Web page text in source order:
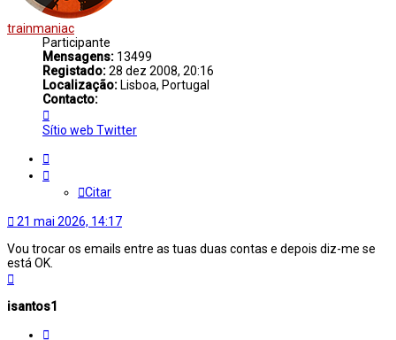
trainmaniac
Participante
Mensagens: 13499
Registado:28 dez 2008, 20:16
Localização: Lisboa, Portugal
Contacto:
trainmaniac
Sítio web Twitter
Citar
21 mai 2026, 14:17
Vou trocar os emails entre as tuas duas contas e depois diz-me se
está OK.
isantos1